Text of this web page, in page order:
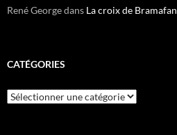
René Georgedans La croix de Bramafan
CATÉGORIES
Catégories